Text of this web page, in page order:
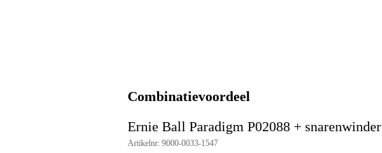
Gewicht(incl. verpakking)
Productspecificaties
Combinatievoordeel
Ernie Ball Paradigm P02088 + snarenwinder
Artikelnr: 9000-0033-1547